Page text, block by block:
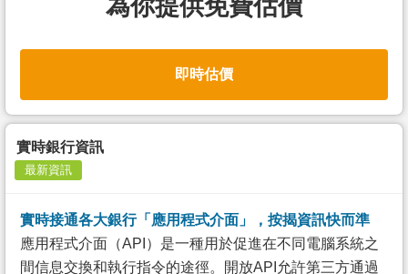
為你提供免費估價
即時估價
實時銀行資訊
最新資訊
實時接通各大銀行「應用程式介面」，按揭資訊快而準
應用程式介面（API）是一種用於促進在不同電腦系統之
間信息交換和執行指令的途徑。開放API允許第三方通過